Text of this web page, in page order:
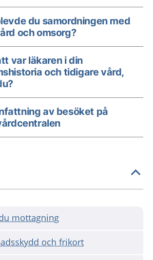
du samordningen med
och omsorg?
var läkaren i din
och tidigare vård,
av besöket på
mottagning
och frikort